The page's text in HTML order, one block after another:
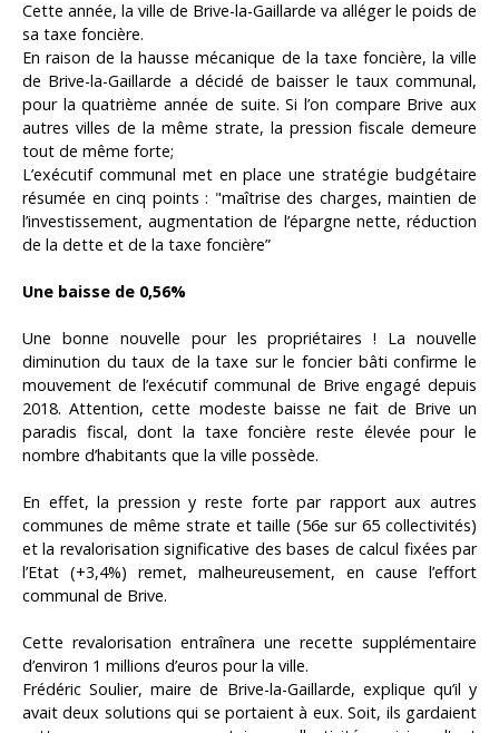
Cette année, la ville de Brive-la-Gaillarde va alléger le poids de
sa taxe foncière.
En raison de la hausse mécanique de la taxe foncière, la ville
de Brive-la-Gaillarde a décidé de baisser le taux communal,
pour la quatrième année de suite. Si l’on compare Brive aux
autres villes de la même strate, la pression fiscale demeure
tout de même forte;
L’exécutif communal met en place une stratégie budgétaire
résumée en cinq points : "maîtrise des charges, maintien de
l’investissement, augmentation de l’épargne nette, réduction
de la dette et de la taxe foncière”
Une baisse de 0,56%
Une bonne nouvelle pour les propriétaires ! La nouvelle
diminution du taux de la taxe sur le foncier bâti confirme le
mouvement de l’exécutif communal de Brive engagé depuis
2018. Attention, cette modeste baisse ne fait de Brive un
paradis fiscal, dont la taxe foncière reste élevée pour le
nombre d’habitants que la ville possède.
En effet, la pression y reste forte par rapport aux autres
communes de même strate et taille (56e sur 65 collectivités)
et la revalorisation significative des bases de calcul fixées par
l’Etat (+3,4%) remet, malheureusement, en cause l’effort
communal de Brive.
Cette revalorisation entraînera une recette supplémentaire
d’environ 1 millions d’euros pour la ville.
Frédéric Soulier, maire de Brive-la-Gaillarde, explique qu’il y
avait deux solutions qui se portaient à eux. Soit, ils gardaient